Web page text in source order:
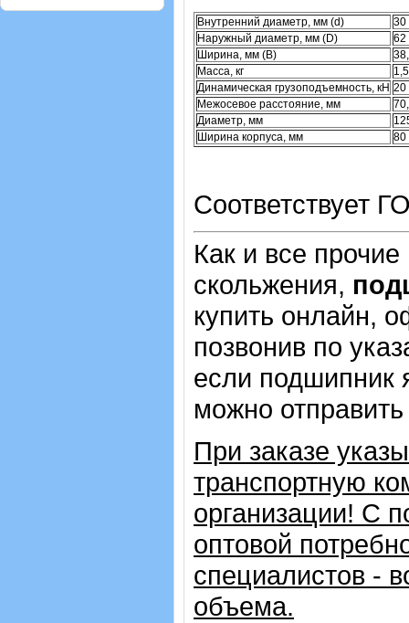
Внутренний диаметр, мм (d)
30
Наружный диаметр, мм (D)
62
Ширина, мм (B)
Масса, кг
1,5
Динамическая грузоподъемность, кН 20
Межосевое расстояние, мм
Диаметр, мм
Ширина корпуса, мм
80
Соответствует
Как и все
скольжения,
купить онлайн,
позвонив по
если подшипник
можно
При заказе
транспортную
организации! С
оптовой
специалистов -
объема.